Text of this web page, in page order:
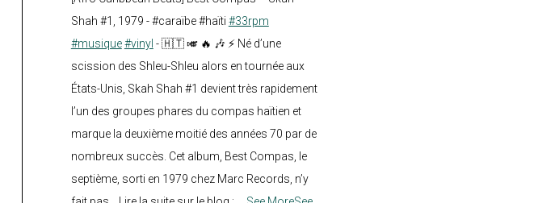
Shah #1, 1979 - #caraïbe #haïti #33rpm
#musique #vinyl - 🇭🇹 🎺 🔥 🎶 ⚡ Né d’une
scission des Shleu-Shleu alors en tournée aux
États-Unis, Skah Shah #1 devient très rapidement
l’un des groupes phares du compas haïtien et
marque la deuxième moitié des années 70 par de
nombreux succès. Cet album, Best Compas, le
septième, sorti en 1979 chez Marc Records, n’y